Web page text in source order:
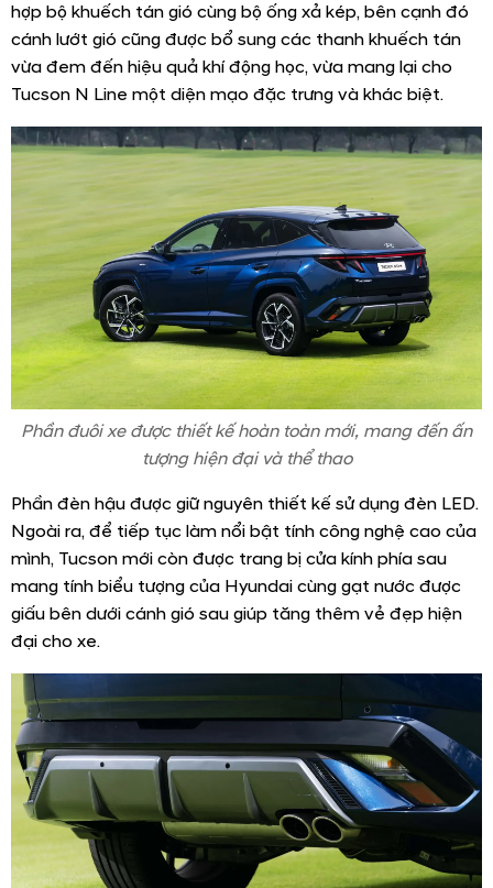
hợp bộ khuếch tán gió cùng bộ ống xả kép, bên cạnh đó
cánh lướt gió cũng được bổ sung các thanh khuếch tán
vừa đem đến hiệu quả khí động học, vừa mang lại cho
Tucson N Line một diện mạo đặc trưng và khác biệt.
Phần đuôi xe được thiết kế hoàn toàn mới, mang đến ấn
tượng hiện đại và thể thao
Phần đèn hậu được giữ nguyên thiết kế sử dụng đèn LED.
Ngoài ra, để tiếp tục làm nổi bật tính công nghệ cao của
mình, Tucson mới còn được trang bị cửa kính phía sau
mang tính biểu tượng của Hyundai cùng gạt nước được
giấu bên dưới cánh gió sau giúp tăng thêm vẻ đẹp hiện
đại cho xe.